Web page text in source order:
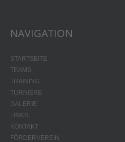
NAVIGATION
STARTSEITE
TEAMS
TRAINING
TURNIERE
GALERIE
LINKS
KONTAKT
FÖRDERVEREIN